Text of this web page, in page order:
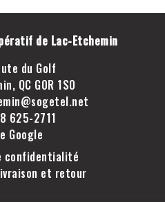
DE
de Lac-Etchemin
du Golf
QC G0R 1S0
625-2711
Google
confidentialité
et retour